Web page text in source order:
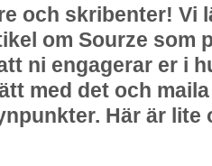
och skribenter! Vi
om Sourze som
ni engagerar er i
med det och
Här är lite